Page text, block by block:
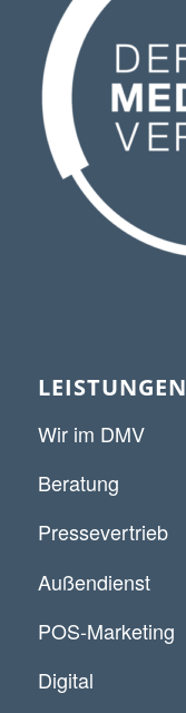
LEISTUNGEN
Wir im DMV
Beratung
Pressevertrieb
Außendienst
POS-Marketing
Digital